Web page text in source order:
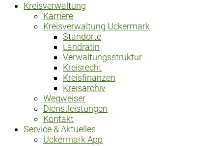
Kreisverwaltung
Karriere
Kreisverwaltung Uckermark
Standorte
Landrätin
Verwaltungsstruktur
Kreisrecht
Kreisfinanzen
Kreisarchiv
Wegweiser
Dienstleistungen
Kontakt
Service & Aktuelles
Uckermark App